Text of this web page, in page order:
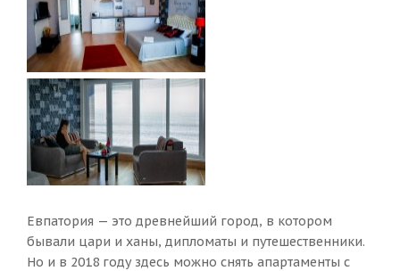
Евпатория — это древнейший город, в котором
бывали цари и ханы, дипломаты и путешественники.
Но и в 2018 году здесь можно снять апартаменты с